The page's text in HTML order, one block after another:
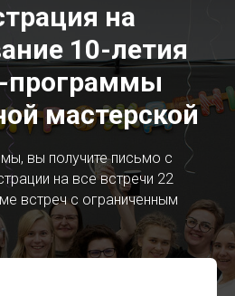
на
10-летия
программы
мастерской
вы получите письмо с
на все встречи 22
встреч с ограниченным